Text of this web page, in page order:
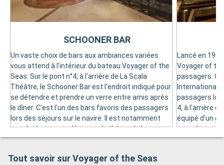
Un vaste choix de bars aux ambiances variées
vous attend à l'intérieur du bateau Voyager of the
Seas. Sur le pont n°4, à l'arrière de La Scala
Théâtre, le Schooner Bar est l'endroit indiqué pour
se détendre et prendre un verre entre amis après
le dîner. C'est l'un des bars favoris des passagers
lors des séjours sur le navire. Il est notamment
apprécié pour son décor sur le thème de la
marine. Ce bar est doté d'un beau piano. Tous les
d’ambiance élégante. Des animations peuvent
SCHOONER BAR
Lancé en
Voyager of
passagers.
International
passagers
4, à l'arrière
équipé d'un
vous dans ce
Tout savoir sur Voyager of the Seas